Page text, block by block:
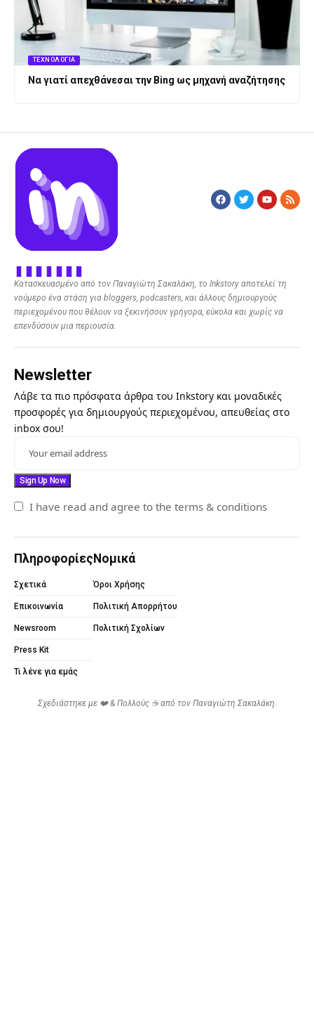
ΤΕΧΝΟΛΟΓΊΑ
Να γιατί απεχθάνεσαι την Bing ως μηχανή αναζήτησης
Κατασκευασμένο από τον Παναγιώτη Σακαλάκη, το Inkstory αποτελεί τη
νούμερο ένα στάση για bloggers, podcasters, και άλλους δημιουργούς
περιεχομένου που θέλουν να ξεκινήσουν γρήγορα, εύκολα και χωρίς να
επενδύσουν μια περιουσία.
Newsletter
Λάβε τα πιο πρόσφατα άρθρα του Inkstory και μοναδικές
προσφορές για δημιουργούς περιεχομένου, απευθείας στο
inbox σου!
I have read and agree to the terms & conditions
Πληροφορίες
Σχετικά
Επικοινωνία
Newsroom
Press Kit
Τι λένε για εμάς
Νομικά
Όροι Χρήσης
Πολιτική Απορρήτου
Πολιτική Σχολίων
Σχεδιάστηκε με ❤️ & Πολλούς ☕ από τον Παναγιώτη Σακαλάκη.